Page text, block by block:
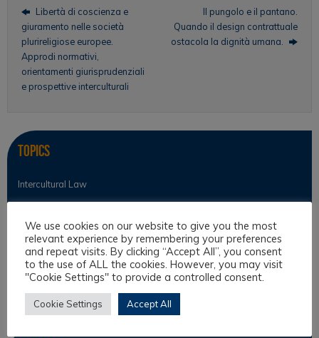
Libertà di coscienza e
giuramento nelle società
plurireligiose europee.
Approdi normativi,
orientamenti giurisprudenziali
e prospettive interculturali
Il pungolo e il pantano.
Quando il design contrattuale
ostacola la dignità umana.
Topics
Intercultural Law
Law & Religion
Legal Anthropology
Legal Theory
Philosophical Cultures and Philosophy of Law
We use cookies on our website to give you the most
relevant experience by remembering your preferences
and repeat visits. By clicking “Accept All”, you consent
to the use of ALL the cookies. However, you may visit
"Cookie Settings" to provide a controlled consent.
Cookie Settings Accept All